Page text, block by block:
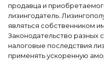
продавца и
лизингодатель.
являться собственником
Законодательство разных
налоговые последствия
применять ускоренную